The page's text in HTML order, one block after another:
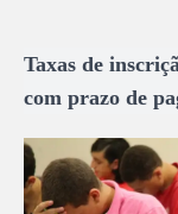
Taxas de
com prazo de